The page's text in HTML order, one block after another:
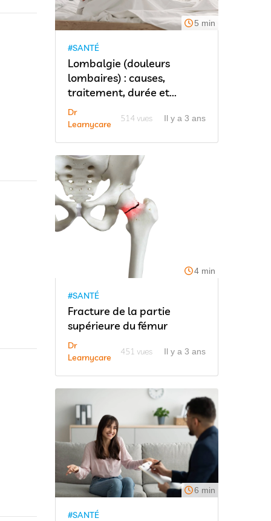
5 min
#SANTÉ
Lombalgie (douleurs
lombaires) : causes,
traitement, durée et...
Dr
Learnycare
514 vues Il y a 3 ans
4 min
#SANTÉ
Fracture de la partie
supérieure du fémur
Dr
Learnycare
451 vues Il y a 3 ans
6 min
#SANTÉ